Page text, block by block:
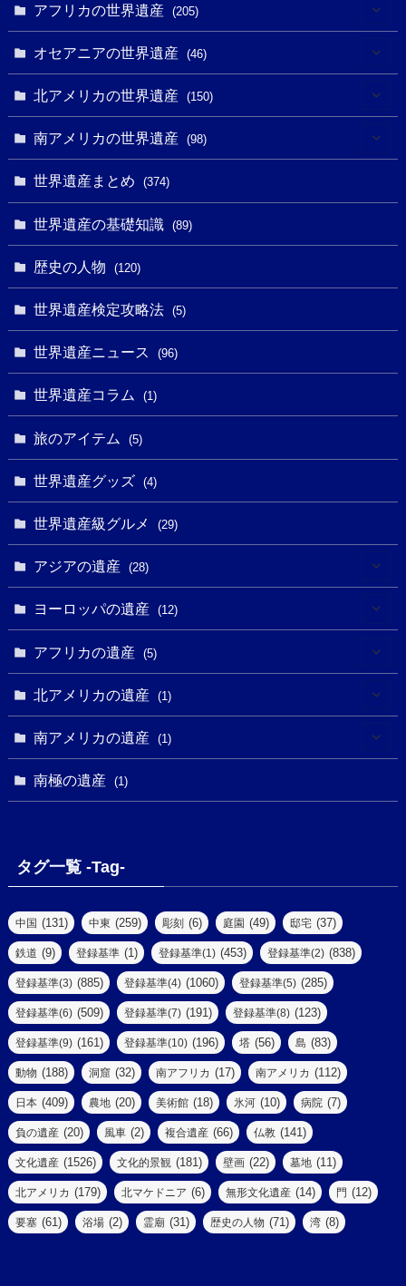
(10)
(10)
(5)
(18)
(3)
(7)
(5)
(39)
(290)
(7)
(6)
(3)
(3)
(6)
(4)
(3)
(1)
(43)
(4)
(2)
(5)
(16)
(62)
(14)
(61)
(9)
(2)
(17)
(8)
(73)
(11)
アフリカの世界遺産 (205)
(8)
(1)
(32)
(13)
(2)
(1)
(5)
(2)
(2)
(8)
(4)
(8)
(2)
(2)
(10)
(1)
(1)
オセアニアの世界遺産 (46)
(25)
(6)
(1)
北アメリカの世界遺産 (150)
(31)
(27)
(10)
(7)
(2)
(47)
南アメリカの世界遺産 (98)
(4)
(9)
(3)
(5)
(19)
(8)
世界遺産まとめ (374)
世界遺産の基礎知識 (89)
歴史の人物 (120)
世界遺産検定攻略法 (5)
世界遺産ニュース (96)
世界遺産コラム (1)
旅のアイテム (5)
世界遺産グッズ (4)
世界遺産級グルメ (29)
アジアの遺産 (28)
(1)
(1)
(18)
(2)
(1)
ヨーロッパの遺産 (12)
(2)
(1)
(1)
(2)
(2)
アフリカの遺産 (5)
(3)
北アメリカの遺産 (1)
(1)
(1)
南アメリカの遺産 (1)
南極の遺産 (1)
タグ一覧 -Tag-
中国 (131) 中東 (259) 彫刻 (6) 庭園 (49) 邸宅 (37)
鉄道 (9) 登録基準 (1) 登録基準(1) (453) 登録基準(2) (838)
登録基準(3) (885) 登録基準(4) (1060) 登録基準(5) (285)
登録基準(6) (509) 登録基準(7) (191) 登録基準(8) (123)
登録基準(9) (161) 登録基準(10) (196) 塔 (56) 島 (83)
動物 (188) 洞窟 (32) 南アフリカ (17) 南アメリカ (112)
日本 (409) 農地 (20) 美術館 (18) 氷河 (10) 病院 (7)
負の遺産 (20) 風車 (2) 複合遺産 (66) 仏教 (141)
文化遺産 (1526) 文化的景観 (181) 壁画 (22) 墓地 (11)
北アメリカ (179) 北マケドニア (6) 無形文化遺産 (14) 門 (12)
要塞 (61) 浴場 (2) 霊廟 (31) 歴史の人物 (71) 湾 (8)